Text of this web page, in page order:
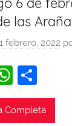
las
1 febrero, 2022
W
h
at
o
m
Completa